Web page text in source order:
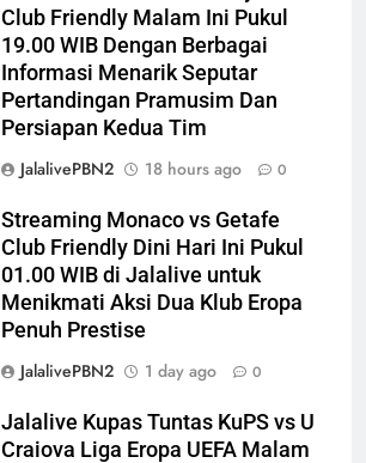
Club Friendly Malam Ini Pukul
19.00 WIB Dengan Berbagai
Informasi Menarik Seputar
Pertandingan Pramusim Dan
Persiapan Kedua Tim
JalalivePBN2
18 hours ago 0
Streaming Monaco vs Getafe
Club Friendly Dini Hari Ini Pukul
01.00 WIB di Jalalive untuk
Menikmati Aksi Dua Klub Eropa
Penuh Prestise
JalalivePBN2
1 day ago 0
Jalalive Kupas Tuntas KuPS vs U
Craiova Liga Eropa UEFA Malam